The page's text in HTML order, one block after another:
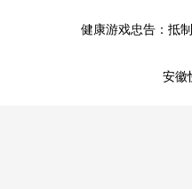
健康游戏忠告：抵
安徽